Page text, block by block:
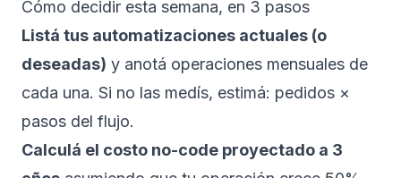
Cómo decidir esta semana, en 3 pasos
Listá tus automatizaciones actuales (o
deseadas) y anotá operaciones mensuales de
cada una. Si no las medís, estimá: pedidos ×
pasos del flujo.
Calculá el costo no-code proyectado a 3